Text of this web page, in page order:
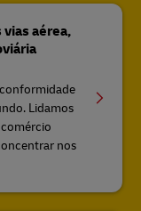
aérea,
Lidamos
nos